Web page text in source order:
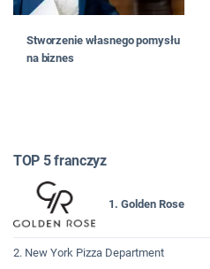
Stworzenie własnego pomysłu
na biznes
TOP 5 franczyz
1. Golden Rose
2. New York Pizza Department